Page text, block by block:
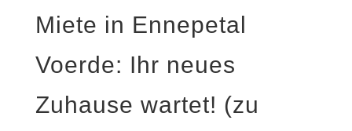
Miete in Ennepetal
Voerde: Ihr neues
Zuhause wartet! (zu